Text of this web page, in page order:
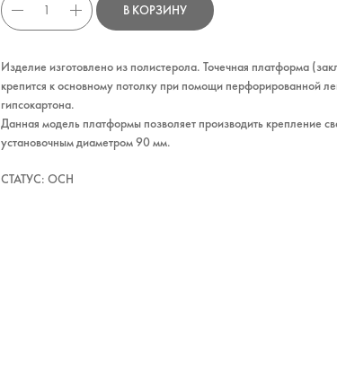
В КОРЗИНУ
Изделие изготовлено из полистерола. Точечная платформа
крепится к основному потолку при помощи перфорированной
гипсокартона.
Данная модель платформы позволяет производить крепление
установочным диаметром 90 мм.
СТАТУС: ОСН